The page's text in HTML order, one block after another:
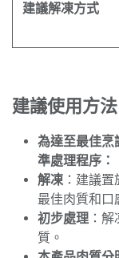
建議解凍方式
建議使用方法
為達至最佳烹
準處理程序：
解凍 ：建議
最佳肉質和口
初步處理 ：
質。